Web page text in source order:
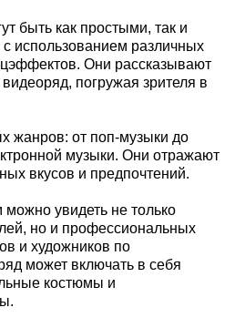
быть как простыми, так и
использованием различных
Они рассказывают
погружая зрителя в
жанров: от поп-музыки до
музыки. Они отражают
вкусов и предпочтений.
увидеть не только
но и профессиональных
и художников по
может включать в себя
костюмы и